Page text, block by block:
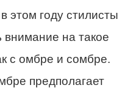
этом году стилисты
внимание на такое
с омбре и сомбре.
предполагает